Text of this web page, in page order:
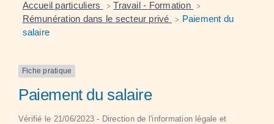
Accueil particuliers > Travail - Formation >
Rémunération dans le secteur privé > Paiement du
salaire
Fiche pratique
Paiement du salaire
Vérifié le 21/06/2023 - Direction de l'information légale et